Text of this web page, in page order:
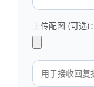
上传配图 (可选)：